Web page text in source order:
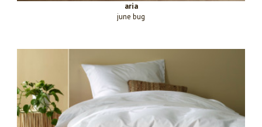
aria
june bug